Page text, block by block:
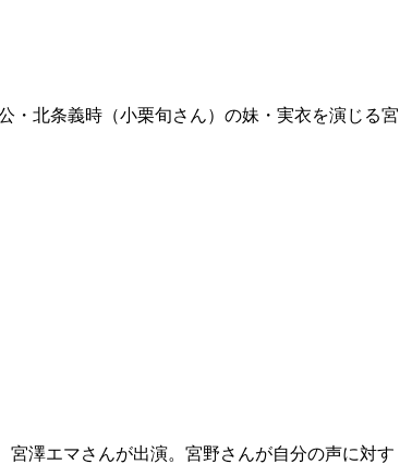
・北条義時（小栗旬さん）の妹・実衣を演じる宮
澤エマさんが出演。宮野さんが自分の声に対す